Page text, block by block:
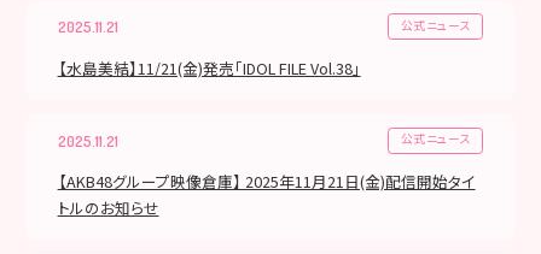
2025.11.21 公式ニュース
【水島美結】11/21(金)発売「IDOL FILE Vol.38」
2025.11.21 公式ニュース
【AKB48グループ映像倉庫】 2025年11月21日(金)配信開始タイ
トルのお知らせ